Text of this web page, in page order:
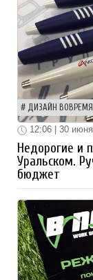
ДИЗАЙН ВОВРЕМЯ
12:06 | 30 июня
Недорогие и
Уральском.
бюджет